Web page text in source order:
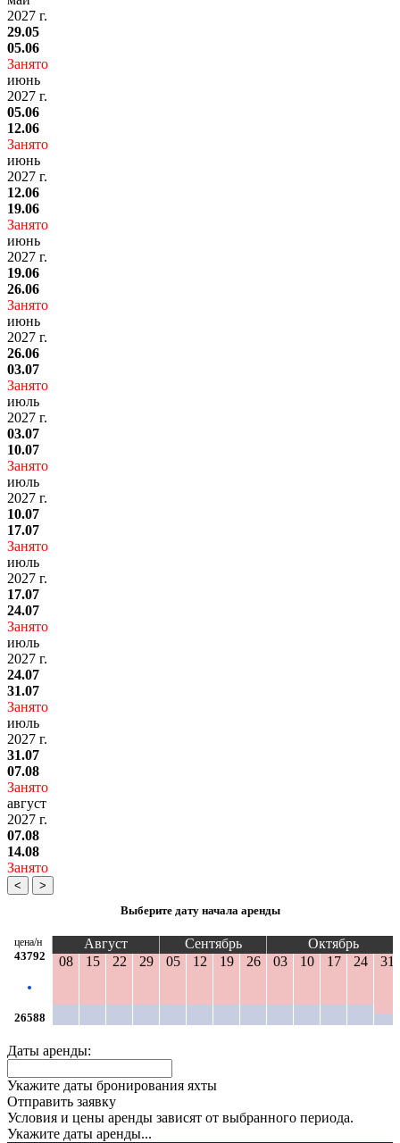
2027 г.
29.05
05.06
Занято
июнь
2027 г.
05.06
12.06
Занято
июнь
2027 г.
12.06
19.06
Занято
июнь
2027 г.
19.06
26.06
Занято
июнь
2027 г.
26.06
03.07
Занято
июль
2027 г.
03.07
10.07
Занято
июль
2027 г.
10.07
17.07
Занято
июль
2027 г.
17.07
24.07
Занято
июль
2027 г.
24.07
31.07
Занято
июль
2027 г.
31.07
07.08
Занято
август
2027 г.
07.08
14.08
Занято
<
>
Выберите дату начала аренды
цена/н
43792
26588
Август Сентябрь
Октябрь
08
15 22 29 05 12 19 26 03 10 17 24 31
Даты аренды:
Укажите даты бронирования яхты
Отправить заявку
Условия и цены аренды зависят от выбранного периода.
Укажите даты аренды...